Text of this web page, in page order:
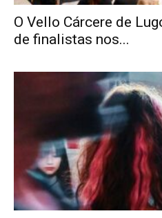
O Vello Cárcere de
de finalistas nos...